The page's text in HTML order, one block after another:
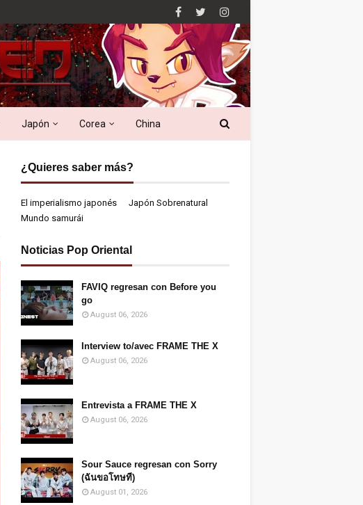
Japón Corea China
¿Quieres saber más?
El imperialismo japonés
Japón Sobrenatural
Mundo samurái
Noticias Pop Oriental
FAVIQ regresan con Before you
go
August 06, 2026
Interview to/avec FRAME THE X
August 06, 2026
Entrevista a FRAME THE X
August 06, 2026
Sour Sauce regresan con Sorry
(ฉันขอโทษที)
August 01, 2026